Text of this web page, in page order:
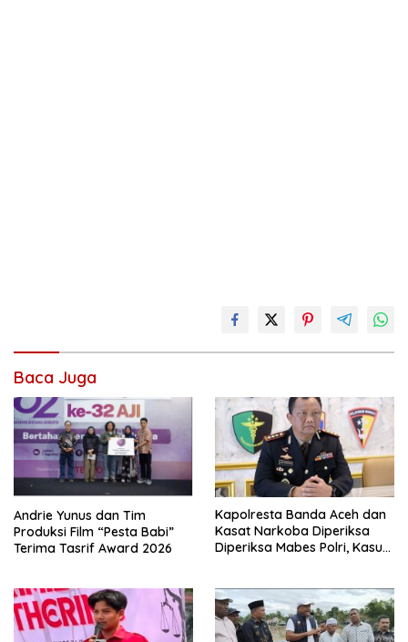
Baca Juga
Andrie Yunus dan Tim
Produksi Film “Pesta Babi”
Terima Tasrif Award 2026
Kapolresta Banda Aceh dan
Kasat Narkoba Diperiksa
Diperiksa Mabes Polri, Kasus